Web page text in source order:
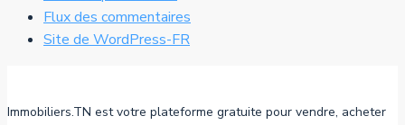
Flux des commentaires
Site de WordPress-FR
Immobiliers.TN est votre plateforme gratuite pour vendre, acheter